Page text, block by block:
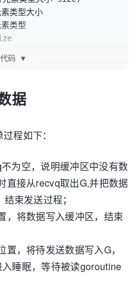
码 ▼
据
程如下：
为空，说明缓冲区中没有数
直接从recvq取出G,并把数据
束发送过程；
，将数据写入缓冲区，结束
，将待发送数据写入G，
睡眠，等待被读goroutine